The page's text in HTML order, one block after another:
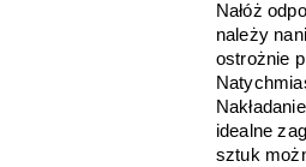
Nałóż
należy
ostrożnie
idealne
sztuk